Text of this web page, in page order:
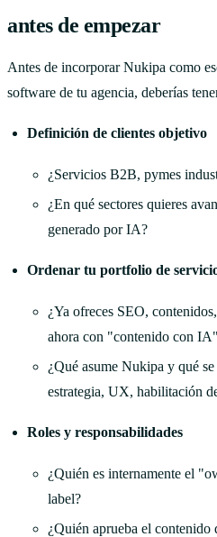
antes de empezar
Antes de incorporar Nukipa como
software de tu agencia, deberías
Definición de clientes objetivo
¿Servicios B2B, pymes
¿En qué sectores quieres
generado por IA?
Ordenar tu portfolio de
¿Ya ofreces SEO,
ahora con "contenido con
¿Qué asume Nukipa y qué
estrategia, UX, habilitación
Roles y responsabilidades
¿Quién es internamente el
label?
¿Quién aprueba el